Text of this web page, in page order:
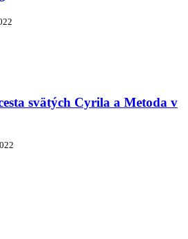
svätých Cyrila a Metoda v